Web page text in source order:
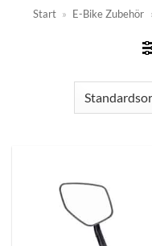
Start » E-Bike Zubehör